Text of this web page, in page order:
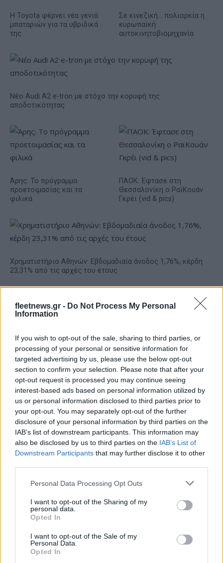
fleetnews.gr - Do Not Process My Personal
Information
If you wish to opt-out of the sale, sharing to third parties, or
processing of your personal or sensitive information for
targeted advertising by us, please use the below opt-out
section to confirm your selection. Please note that after your
opt-out request is processed you may continue seeing
interest-based ads based on personal information utilized by
us or personal information disclosed to third parties prior to
your opt-out. You may separately opt-out of the further
disclosure of your personal information by third parties on the
IAB’s list of downstream participants. This information may
also be disclosed by us to third parties on the IAB’s List of
Downstream Participants that may further disclose it to other
Please note that this website/app uses one or more Google
not limited to your visit or usage behaviour. You may click to
grant or deny consent to Google and its third-party tags to
use your data for below specified purposes in below Google
consent section.
Personal Data Processing Opt Outs
I want to opt-out of the Sharing of my
personal data.
Opted In
I want to opt-out of the Sale of my
Personal Data.
Opted In
Η Toyota φέρνει νέα γενιά
μπαταριών για τα υβριδικά
της
Σε κινεζική… πολιορκία η
ευρωπαϊκή
αυτοκινητοβιομηχανία
Νέο Audi A2 e-tron με στόχο την κορυφή της
αποδοτικότητας
Άρης: Το πρόγραμμα
προετοιμασίας και τα
φιλικά
ΠΑΟΚ: Έφτασε στη
Θεσσαλονίκη ο ΡαϊΚουάν
Γκρέι (vid & pics)
Χρηματιστήριο Αθηνών: Εβδομαδιαία άνοδος 1,76%, κέρδη
23,31% από τις αρχές του έτους
Ελληνική Αναπτυξιακή
Τράπεζα: Με «προίκα» 2
δισ. ευρώ ανοίγει δρόμο για
δάνεια έως 5 δισ. σε
μικρομεσαίες
Υπ. Μεταφορών: Οριστική
λύση στο ζήτημα των
πινακίδων κυκλοφορίας -
Τέλος στις χρονοβόρες
διαδικασίες
Η Chery επενδύει 75 εκατ. δολάρια στην KG Mobility
Το FIAT 500 Hybrid τώρα